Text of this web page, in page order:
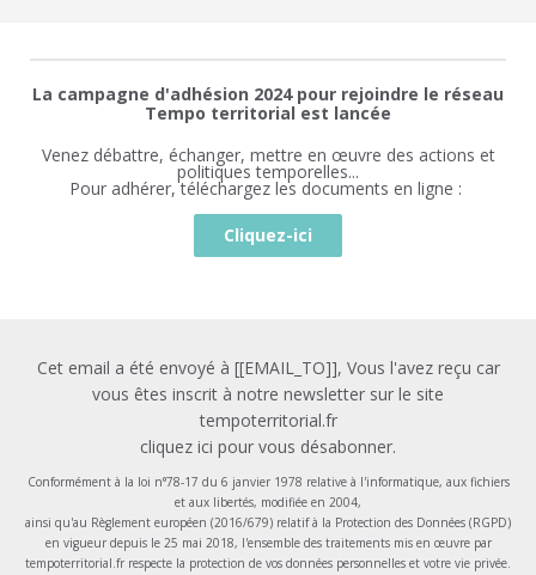
La campagne d'adhésion 2024 pour rejoindre le réseau
Tempo territorial est lancée
Venez débattre, échanger, mettre en œuvre des actions et
politiques temporelles...
Pour adhérer, téléchargez les documents en ligne :
Cliquez-ici
Cet email a été envoyé à [[EMAIL_TO]], Vous l'avez reçu car
vous êtes inscrit à notre newsletter sur le site
tempoterritorial.fr
cliquez ici pour vous désabonner.
Conformément à la loi n°78-17 du 6 janvier 1978 relative à l'informatique, aux fichiers
et aux libertés, modifiée en 2004,
ainsi qu'au Règlement européen (2016/679) relatif à la Protection des Données (RGPD)
en vigueur depuis le 25 mai 2018, l'ensemble des traitements mis en œuvre par
tempoterritorial.fr respecte la protection de vos données personnelles et votre vie privée.